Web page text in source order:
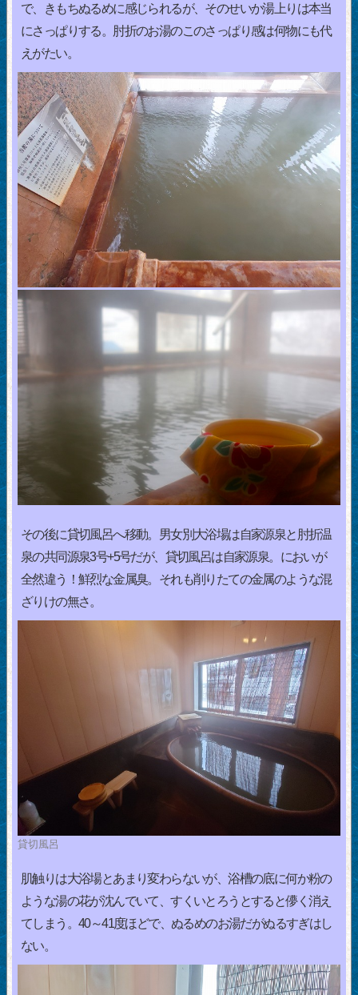
で、きもちぬるめに感じられるが、そのせいか湯上りは本当
にさっぱりする。肘折のお湯のこのさっぱり感は何物にも代
えがたい。
その後に貸切風呂へ移動。男女別大浴場は自家源泉と肘折温
泉の共同源泉3号+5号だが、貸切風呂は自家源泉。においが
全然違う！鮮烈な金属臭。それも削りたての金属のような混
ざりけの無さ。
貸切風呂
肌触りは大浴場とあまり変わらないが、浴槽の底に何か粉の
ような湯の花が沈んでいて、すくいとろうとすると儚く消え
てしまう。40～41度ほどで、ぬるめのお湯だがぬるすぎはし
ない。